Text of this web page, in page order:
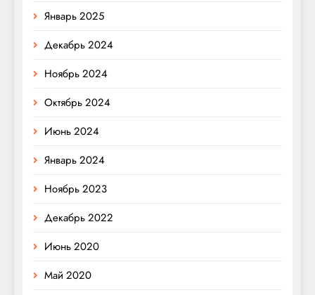
Январь 2025
Декабрь 2024
Ноябрь 2024
Октябрь 2024
Июнь 2024
Январь 2024
Ноябрь 2023
Декабрь 2022
Июнь 2020
Май 2020